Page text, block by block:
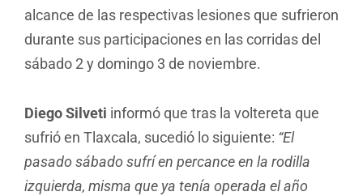
alcance de las respectivas lesiones que sufrieron
durante sus participaciones en las corridas del
sábado 2 y domingo 3 de noviembre.
Diego Silveti informó que tras la voltereta que
sufrió en Tlaxcala, sucedió lo siguiente: “El
pasado sábado sufrí en percance en la rodilla
izquierda, misma que ya tenía operada el año